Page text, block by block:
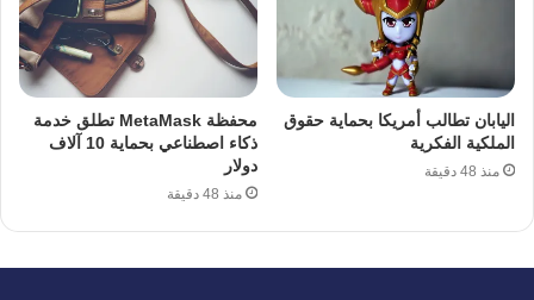
اليابان تطالب أمريكا بحماية حقوق
الملكية الفكرية
منذ 48 دقيقة
محفظة MetaMask تطلق خدمة
ذكاء اصطناعي بحماية 10 آلاف
دولار
منذ 48 دقيقة